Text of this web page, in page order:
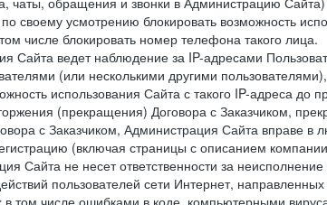
своему усмотрению блокировать возможность
числе блокировать номер телефона такого лица.
Сайта ведет наблюдение за IP-адресами
(или несколькими другими
использования Сайта с такого IP-адреса
(прекращения) Договора с Заказчиком,
с Заказчиком, Администрация Сайта вправе
(включая страницы с описанием
Сайта не несет ответственности за
пользователей сети Интернет,
том числе ошибками в коде, компьютерными